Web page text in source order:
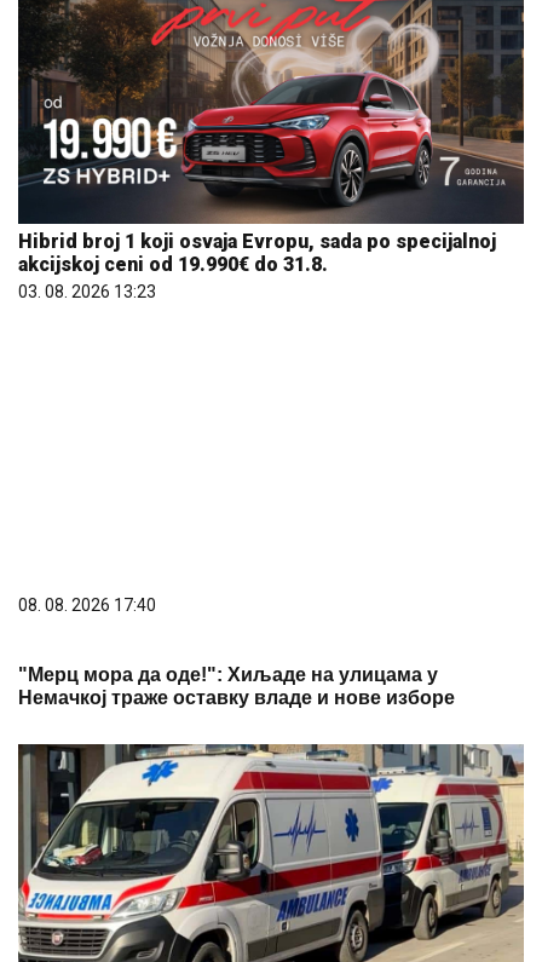
Hibrid broj 1 koji osvaja Evropu, sada po specijalnoj
akcijskoj ceni od 19.990€ do 31.8.
03. 08. 2026 13:23
08. 08. 2026 17:40
"Мерц мора да оде!": Хиљаде на улицама у
Немачкој траже оставку владе и нове изборе